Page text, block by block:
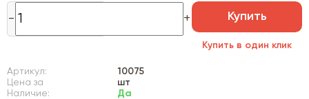
Купить
Купить в один клик
Артикул:
10075
Цена за
шт
Наличие:
Да